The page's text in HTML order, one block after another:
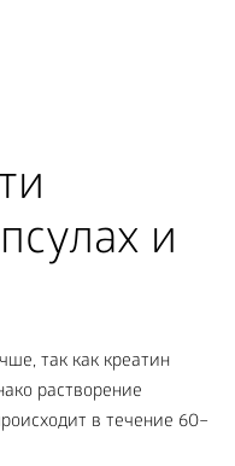
и
так как креатин
растворение
в течение 60–